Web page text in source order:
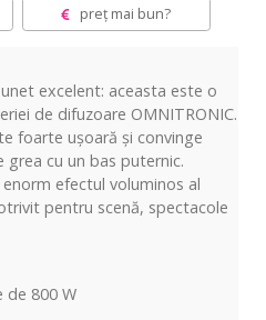
preț mai bun?
excelent: aceasta este o
de difuzoare OMNITRONIC.
foarte ușoară și convinge
grea cu un bas puternic.
efectul voluminos al
pentru scenă, spectacole
de 800 W